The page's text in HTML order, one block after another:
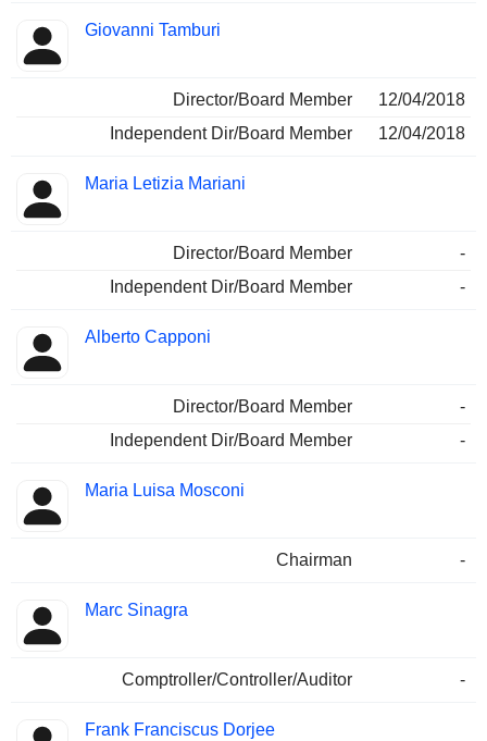
Giovanni Tamburi
Director/Board Member
12/04/2018
Independent Dir/Board Member
12/04/2018
Maria Letizia Mariani
Director/Board Member
-
Independent Dir/Board Member
-
Alberto Capponi
Director/Board Member
-
Independent Dir/Board Member
-
Maria Luisa Mosconi
Chairman -
Marc Sinagra
Comptroller/Controller/Auditor -
Frank Franciscus Dorjee